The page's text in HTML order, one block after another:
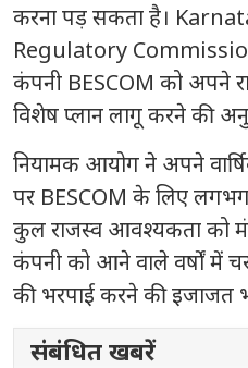
करना पड़ सकता है।
Regulatory
कंपनी BESCOM को अपने
विशेष प्लान लागू करने की
नियामक आयोग ने अपने
पर BESCOM के लिए
कुल राजस्व आवश्यकता को
कंपनी को आने वाले वर्षों में
की भरपाई करने की इजाजत
संबंधित खबरें